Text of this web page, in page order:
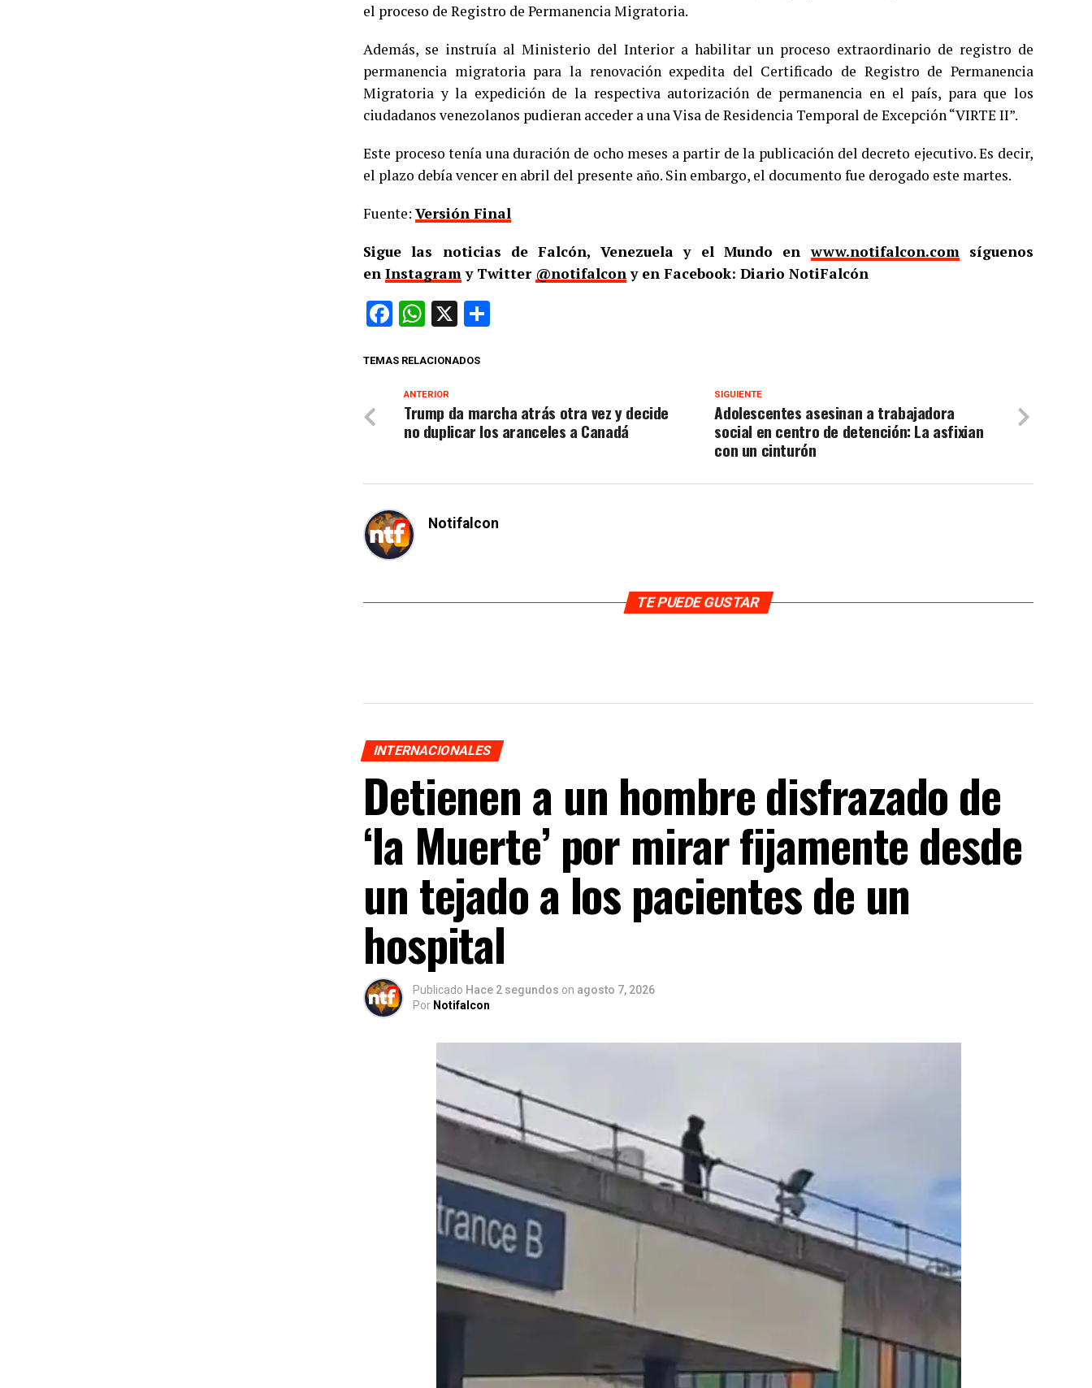
el proceso de Registro de Permanencia Migratoria.
Además, se instruía al Ministerio del Interior a habilitar un proceso extraordinario de registro de
permanencia migratoria para la renovación expedita del Certificado de Registro de Permanencia
Migratoria y la expedición de la respectiva autorización de permanencia en el país, para que los
ciudadanos venezolanos pudieran acceder a una Visa de Residencia Temporal de Excepción “VIRTE II”.
Este proceso tenía una duración de ocho meses a partir de la publicación del decreto ejecutivo. Es decir,
el plazo debía vencer en abril del presente año. Sin embargo, el documento fue derogado este martes.
Fuente: Versión Final
Sigue las noticias de Falcón, Venezuela y el Mundo enwww.notifalcon.comsíguenos
en Instagramy Twitter @notifalcony en Facebook: Diario NotiFalcón
Facebook
WhatsApp
X
TEMAS RELACIONADOS
SIGUIENTE
Adolescentes asesinan a trabajadora
social en centro de detención: La asfixian
con un cinturón
ANTERIOR
Trump da marcha atrás otra vez y decide
no duplicar los aranceles a Canadá
Notifalcon
TE PUEDE GUSTAR
INTERNACIONALES
Detienen a un hombre disfrazado de
‘la Muerte’ por mirar fijamente desde
un tejado a los pacientes de un
hospital
Publicado Hace 2 segundos on agosto 7, 2026
Por Notifalcon